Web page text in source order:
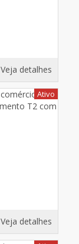
Veja detalhes
Ativo
Veja detalhes